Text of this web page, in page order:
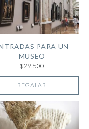
PARA UN
MUSEO
$29.500
REGALAR